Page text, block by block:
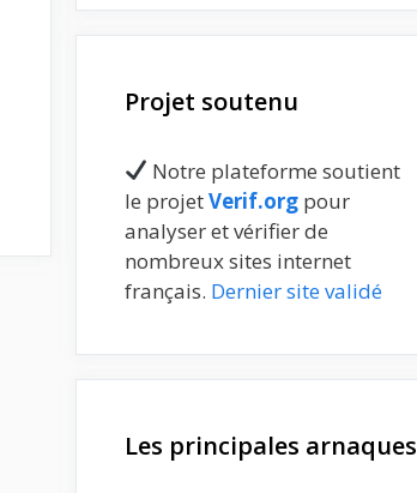
Projet soutenu
Notre plateforme soutient
le projetVerif.org pour
analyser et vérifier de
nombreux sites internet
français. Dernier site validé
Les principales arnaques